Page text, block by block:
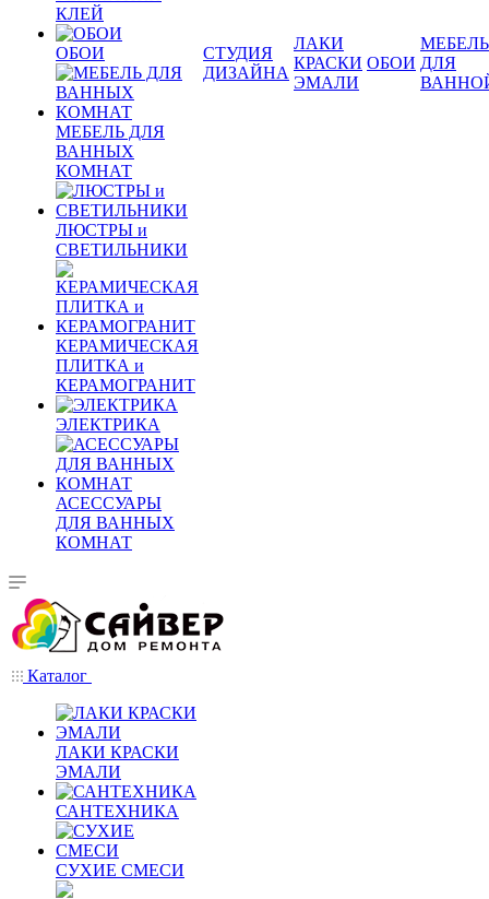
КЛЕЙ
ОБОИ
МЕБЕЛЬ ДЛЯ
ВАННЫХ
КОМНАТ
ЛЮСТРЫ и
СВЕТИЛЬНИКИ
КЕРАМИЧЕСКАЯ
ПЛИТКА и
КЕРАМОГРАНИТ
ЭЛЕКТРИКА
АСЕССУАРЫ
ДЛЯ ВАННЫХ
КОМНАТ
СТУДИЯ
ДИЗАЙНА
ЛАКИ
КРАСКИ
ЭМАЛИ
ОБОИ
МЕБЕЛЬ
ДЛЯ
Каталог
ЛАКИ КРАСКИ
ЭМАЛИ
САНТЕХНИКА
СУХИЕ СМЕСИ